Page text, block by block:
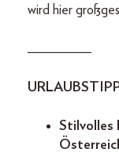
wird hier
_________
Stilvolles